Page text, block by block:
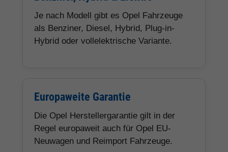
Je nach Modell gibt es Opel Fahrzeuge
als Benziner, Diesel, Hybrid, Plug-in-
Hybrid oder vollelektrische Variante.
Europaweite Garantie
Die Opel Herstellergarantie gilt in der
Regel europaweit auch für Opel EU-
Neuwagen und Reimport Fahrzeuge.